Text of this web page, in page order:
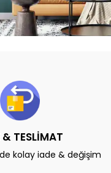
& TESLİMAT
kolay iade & değişim